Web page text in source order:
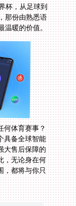
温暖的价值。
何体育赛事？
具备全球智能
大售后保障的
，无论身在何
，都将与你只